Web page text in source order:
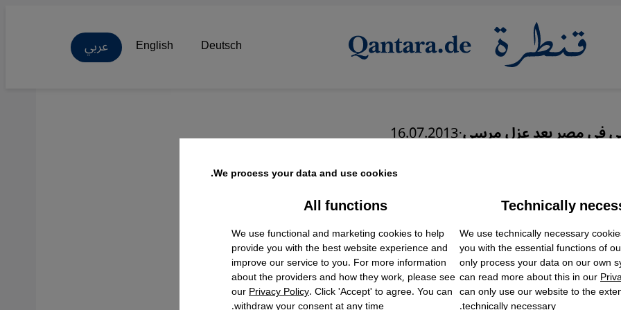
Deutsch
English عربي
في مصر بعد عزل مرسي·
16.07.2013
للديمقراطيات
الناشئة
We process your data and use cookies.
Technically
We use technically necessary
you with the essential functions of
only process your data on our own
can read more about this in our
can only use our website to the
All functions
We use functional and marketing cookies to help
provide you with the best website experience and
improve our service to you. For more information
about the providers and how they work, please see
ourPrivacy Policy. Click 'Accept' to agree. You can
Facebook Embed / Facebook Connect
Twitter Embed
Instagram Embed
Youtube Embed
Google Maps Embed